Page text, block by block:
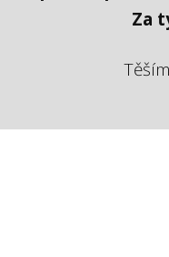
Za